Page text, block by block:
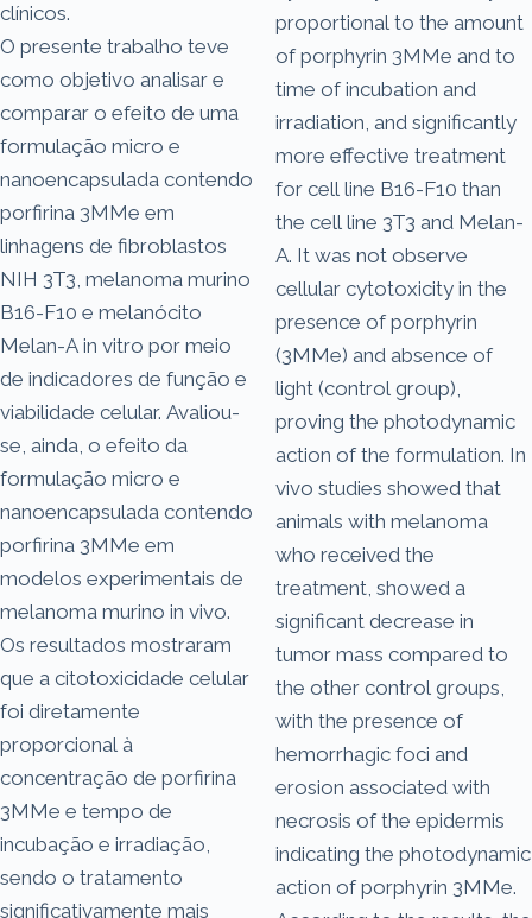
clínicos.
O presente trabalho teve
como objetivo analisar e
comparar o efeito de uma
formulação micro e
nanoencapsulada contendo
porfirina 3MMe em
linhagens de fibroblastos
NIH 3T3, melanoma murino
B16-F10 e melanócito
Melan-A in vitro por meio
de indicadores de função e
viabilidade celular. Avaliou-
se, ainda, o efeito da
formulação micro e
nanoencapsulada contendo
porfirina 3MMe em
modelos experimentais de
melanoma murino in vivo.
Os resultados mostraram
que a citotoxicidade celular
foi diretamente
proporcional à
concentração de porfirina
3MMe e tempo de
incubação e irradiação,
sendo o tratamento
significativamente mais
proportional to the amount
of porphyrin 3MMe and to
time of incubation and
irradiation, and significantly
more effective treatment
for cell line B16-F10 than
the cell line 3T3 and Melan-
A. It was not observe
cellular cytotoxicity in the
presence of porphyrin
(3MMe) and absence of
light (control group),
proving the photodynamic
action of the formulation. In
vivo studies showed that
animals with melanoma
who received the
treatment, showed a
significant decrease in
tumor mass compared to
the other control groups,
with the presence of
hemorrhagic foci and
erosion associated with
necrosis of the epidermis
indicating the photodynamic
action of porphyrin 3MMe.